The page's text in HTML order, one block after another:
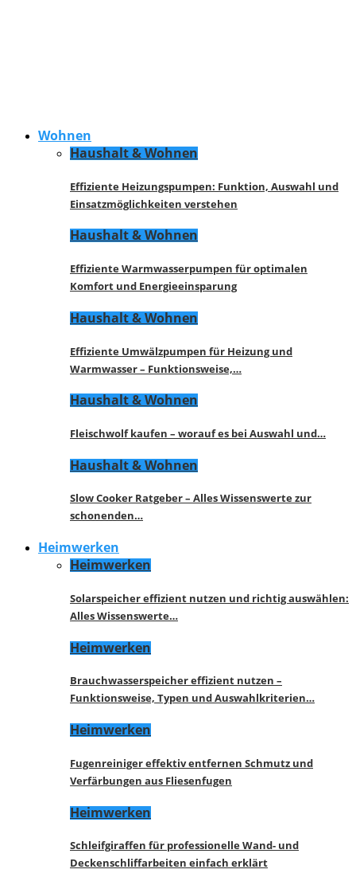
Wohnen
Haushalt & Wohnen
Effiziente Heizungspumpen: Funktion, Auswahl und
Einsatzmöglichkeiten verstehen
Haushalt & Wohnen
Effiziente Warmwasserpumpen für optimalen
Komfort und Energieeinsparung
Haushalt & Wohnen
Effiziente Umwälzpumpen für Heizung und
Warmwasser – Funktionsweise,…
Haushalt & Wohnen
Fleischwolf kaufen – worauf es bei Auswahl und…
Haushalt & Wohnen
Slow Cooker Ratgeber – Alles Wissenswerte zur
schonenden…
Heimwerken
Heimwerken
Solarspeicher effizient nutzen und richtig auswählen:
Alles Wissenswerte…
Heimwerken
Brauchwasserspeicher effizient nutzen –
Funktionsweise, Typen und Auswahlkriterien…
Heimwerken
Fugenreiniger effektiv entfernen Schmutz und
Verfärbungen aus Fliesenfugen
Heimwerken
Schleifgiraffen für professionelle Wand- und
Deckenschliffarbeiten einfach erklärt